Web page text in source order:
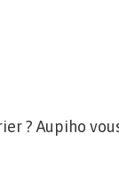
? Aupiho